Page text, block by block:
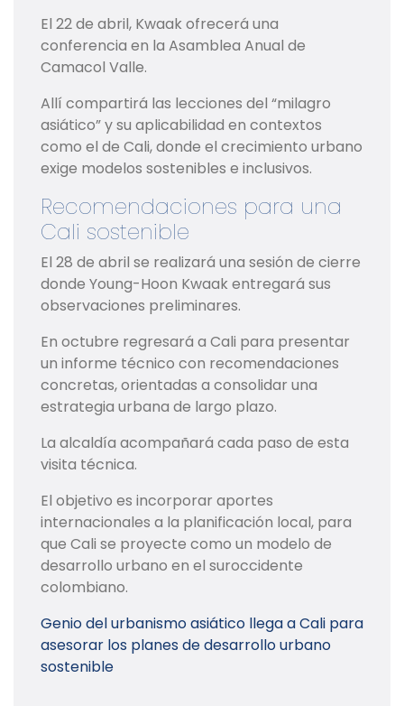
El 22 de abril, Kwaak ofrecerá una
conferencia en la Asamblea Anual de
Camacol Valle.
Allí compartirá las lecciones del “milagro
asiático” y su aplicabilidad en contextos
como el de Cali, donde el crecimiento urbano
exige modelos sostenibles e inclusivos.
Recomendaciones para una
Cali sostenible
El 28 de abril se realizará una sesión de cierre
donde Young-Hoon Kwaak entregará sus
observaciones preliminares.
En octubre regresará a Cali para presentar
un informe técnico con recomendaciones
concretas, orientadas a consolidar una
estrategia urbana de largo plazo.
La alcaldía acompañará cada paso de esta
visita técnica.
El objetivo es incorporar aportes
internacionales a la planificación local, para
que Cali se proyecte como un modelo de
desarrollo urbano en el suroccidente
colombiano.
Genio del urbanismo asiático llega a Cali para
asesorar los planes de desarrollo urbano
sostenible